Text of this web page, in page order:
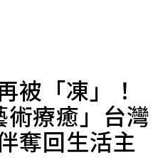
被「凍」！
術療癒」台灣
奪回生活主